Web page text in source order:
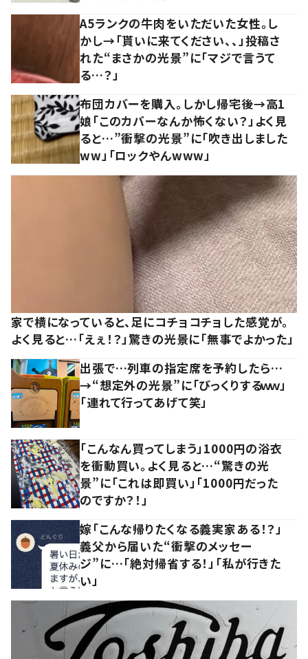
A5ランクの牛肉をいただいた女性。し
かし→「貰いに来てください、、」投稿さ
れた“まさかの光景”に「マジで言うて
る…？」
布団カバーを購入。しかし帰宅後→高1
娘「このカバーなんか怖くない？」よく見
ると…”衝撃の光景”に「吹き出しました
ww」「ロックやんwww」
家で横になっていると、足にコチョコチョした感覚が。
よく見ると…「えぇ！？」驚きの光景に「無事でよかった」
出張で…列車の指定席を予約したら…
→“想定外の光景”に「びっくりするｗｗ」
「連れて行ってあげて笑」
「こんなん買ってしまう」1000円の浴衣
を衝動買い。よく見ると…“驚きの光
景”に「これは即買い」「1000円だった
のですか？！」
嫁「こんな帰りたくなる義実家ある！？」
義父から届いた“衝撃のメッセー
ジ”に…「絶対帰省する！」「私が行きた
い」